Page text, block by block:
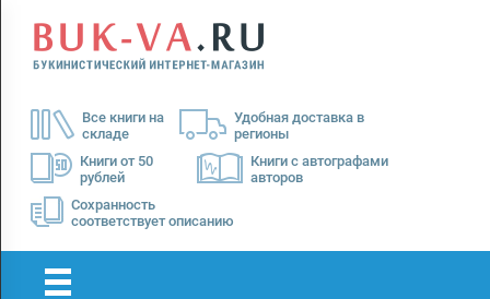
Все книги на
складе
Удобная доставка в
регионы
Книги от 50
рублей
Книги с автографами
авторов
Сохранность
соответствует описанию
Menu
Доставка
Оплата